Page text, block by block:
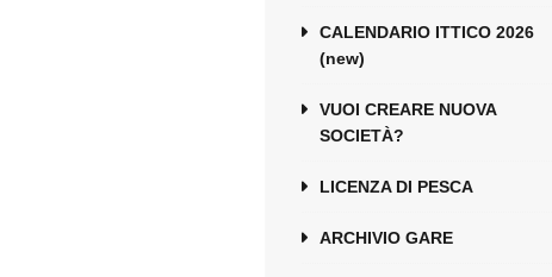
CALENDARIO ITTICO 2026
(new)
VUOI CREARE NUOVA
SOCIETÀ?
LICENZA DI PESCA
ARCHIVIO GARE